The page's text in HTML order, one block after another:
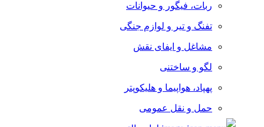
ربات، فیگور و حیوانات
تفنگ و تیر و لوازم جنگی
مشاغل و ایفای نقش
لگو و ساختنی
پهپاد، هواپیما و هلیکوپتر
حمل و نقل عمومی